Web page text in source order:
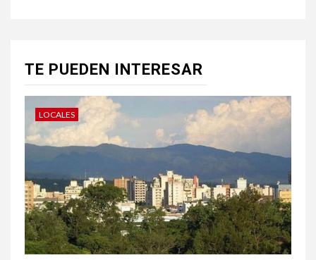
TE PUEDEN INTERESAR
LOCALES